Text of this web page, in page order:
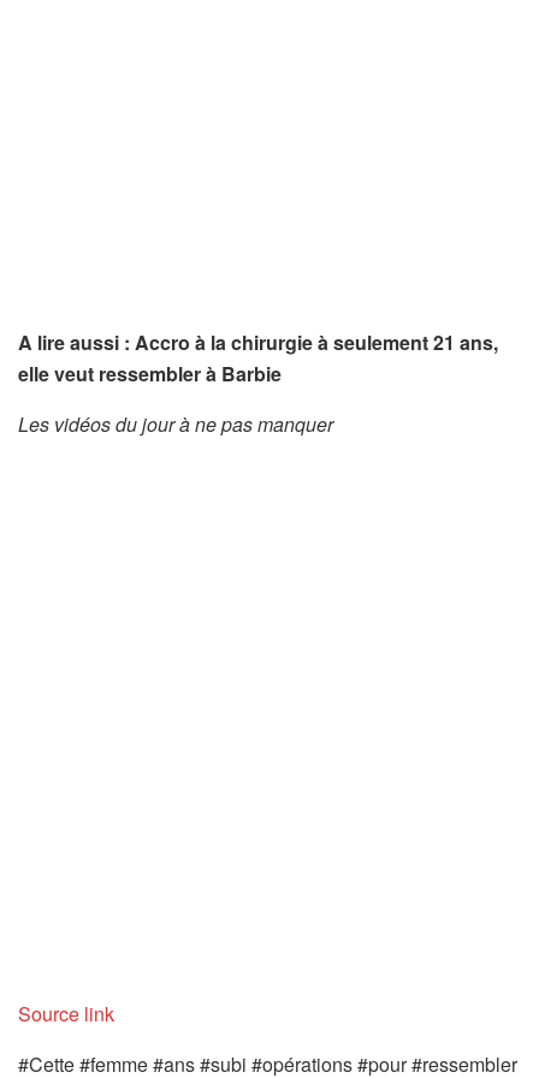
A lire aussi : Accro à la chirurgie à seulement 21 ans,
elle veut ressembler à Barbie
Les vidéos du jour à ne pas manquer
Source link
#Cette #femme #ans #subi #opérations #pour #ressembler